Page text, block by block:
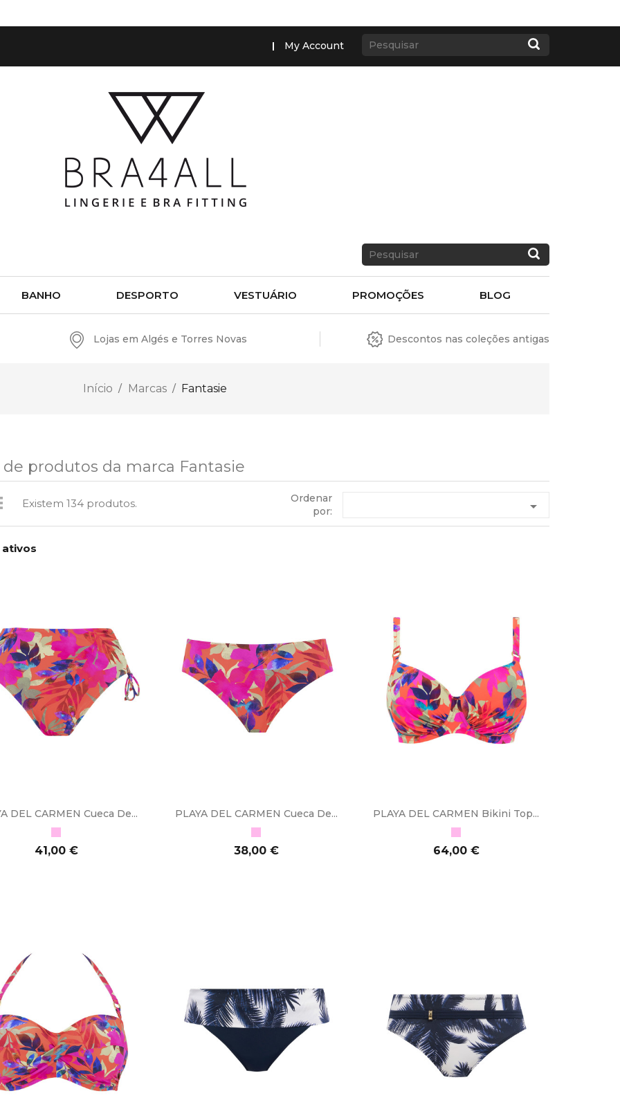
My Account
BANHO DESPORTO VESTUÁRIO PROMOÇÕES BLOG
Lojas em Algés e Torres Novas Descontos nas coleções antigas
Início Marcas Fantasie
de produtos da marca Fantasie
Existem 134 produtos.
Ordenar
por:

DEL CARMEN Cueca De...
Preço
41,00 €
PLAYA DEL CARMEN Cueca De...
Preço
38,00 €
PLAYA DEL CARMEN Bikini Top...
Preço
64,00 €